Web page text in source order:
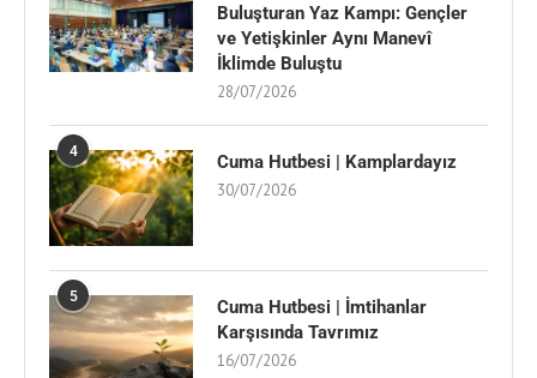
Buluşturan Yaz Kampı: Gençler
ve Yetişkinler Aynı Manevî
İklimde Buluştu
28/07/2026
4 Cuma Hutbesi | Kamplardayız
30/07/2026
5
Cuma Hutbesi | İmtihanlar
Karşısında Tavrımız
16/07/2026